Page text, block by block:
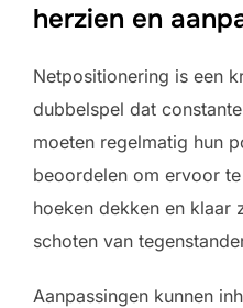
herzien en
Netpositionering is een
dubbelspel dat
moeten regelmatig hun
beoordelen om ervoor
hoeken dekken en klaar
schoten van
Aanpassingen kunnen